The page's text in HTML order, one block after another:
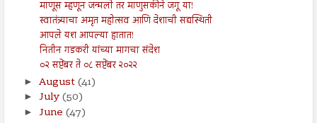
माणूस म्हणून जन्मलो तर माणुसकीने जगू या!
स्वातंत्र्याचा अमृत महोत्सव आणि देशाची सद्यस्थिती
आपले यश आपल्या हातात!
नितीन गडकरी यांच्या मागचा संदेश
०२ सप्टेंबर ते ०८ सप्टेंबर २०२२
► August(41)
► July(50)
► June (47)